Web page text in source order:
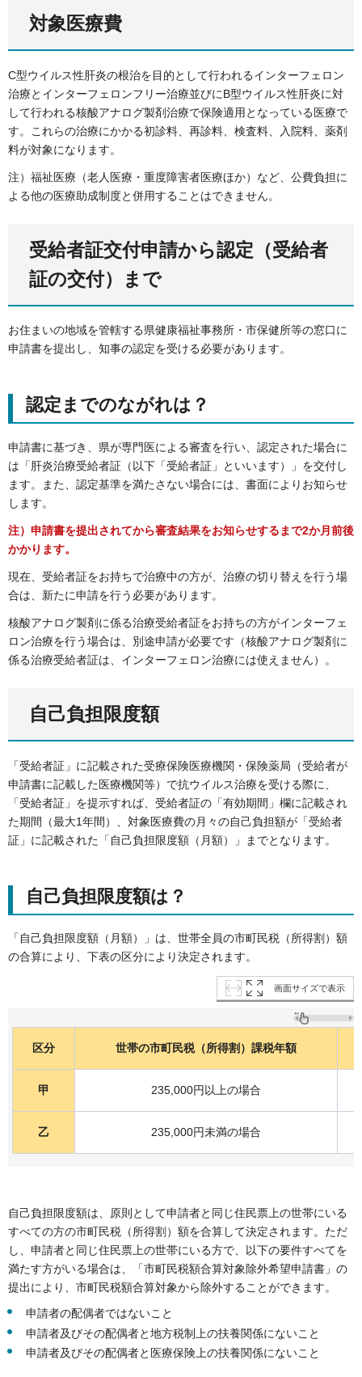
対象医療費
C型ウイルス性肝炎の根治を目的として行われるインターフェロン
治療とインターフェロンフリー治療並びにB型ウイルス性肝炎に対
して行われる核酸アナログ製剤治療で保険適用となっている医療で
す。これらの治療にかかる初診料、再診料、検査料、入院料、薬剤
料が対象になります。
注）福祉医療（老人医療・重度障害者医療ほか）など、公費負担に
よる他の医療助成制度と併用することはできません。
受給者証交付申請から認定（受給者
証の交付）まで
お住まいの地域を管轄する県健康福祉事務所・市保健所等の窓口に
申請書を提出し、知事の認定を受ける必要があります。
認定までのながれは？
申請書に基づき、県が専門医による審査を行い、認定された場合に
は「肝炎治療受給者証（以下「受給者証」といいます）」を交付し
ます。また、認定基準を満たさない場合には、書面によりお知らせ
します。
注）申請書を提出されてから審査結果をお知らせするまで2か月前後
かかります。
現在、受給者証をお持ちで治療中の方が、治療の切り替えを行う場
合は、新たに申請を行う必要があります。
核酸アナログ製剤に係る治療受給者証をお持ちの方がインターフェ
ロン治療を行う場合は、別途申請が必要です（核酸アナログ製剤に
係る治療受給者証は、インターフェロン治療には使えません）。
自己負担限度額
「受給者証」に記載された受療保険医療機関・保険薬局（受給者が
申請書に記載した医療機関等）で抗ウイルス治療を受ける際に、
「受給者証」を提示すれば、受給者証の「有効期間」欄に記載され
た期間（最大1年間）、対象医療費の月々の自己負担額が「受給者
証」に記載された「自己負担限度額（月額）」までとなります。
自己負担限度額は？
「自己負担限度額（月額）」は、世帯全員の市町民税（所得割）額
の合算により、下表の区分により決定されます。
画面サイズで表示
区分 世帯の市町民税（所得割）課税年額
甲 235,000円以上の場合
乙 235,000円未満の場合
自己負担限度額は、原則として申請者と同じ住民票上の世帯にいる
すべての方の市町民税（所得割）額を合算して決定されます。ただ
し、申請者と同じ住民票上の世帯にいる方で、以下の要件すべてを
満たす方がいる場合は、「市町民税額合算対象除外希望申請書」の
提出により、市町民税額合算対象から除外することができます。
申請者の配偶者ではないこと
申請者及びその配偶者と地方税制上の扶養関係にないこと
申請者及びその配偶者と医療保険上の扶養関係にないこと